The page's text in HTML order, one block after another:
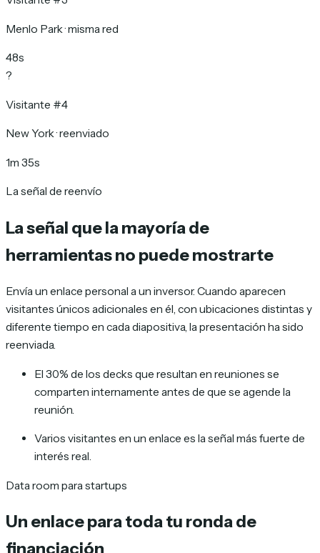
Menlo Park · misma red
48s
?
Visitante #4
New York · reenviado
1m 35s
La señal de reenvío
La señal que la mayoría de
herramientas no puede mostrarte
Envía un enlace personal a un inversor. Cuando aparecen
visitantes únicos adicionales en él, con ubicaciones distintas y
diferente tiempo en cada diapositiva, la presentación ha sido
reenviada.
El 30% de los decks que resultan en reuniones se
comparten internamente antes de que se agende la
reunión.
Varios visitantes en un enlace es la señal más fuerte de
interés real.
Data room para startups
Un enlace para toda tu ronda de
financiación